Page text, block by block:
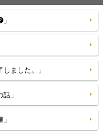
ました。」
」